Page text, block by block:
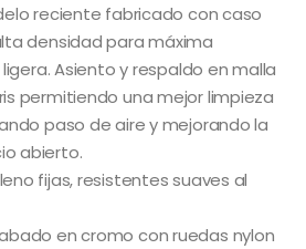
reciente fabricado con caso
densidad para máxima
Asiento y respaldo en malla
permitiendo una mejor limpieza
paso de aire y mejorando la
abierto.
fijas, resistentes suaves al
en cromo con ruedas nylon